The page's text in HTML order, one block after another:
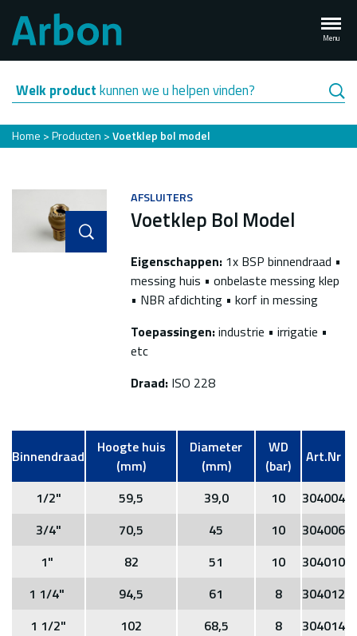
naar
de
inhoud
gaan
Menu
Welk productkunnen we u helpen vinden?
Kruimelpad
Home Producten Voetklep bol model
AFSLUITERS
Voetklep Bol Model
Eigenschappen: 1x BSP binnendraad •
messing huis • onbelaste messing klep
• NBR afdichting • korf in messing
Toepassingen:industrie • irrigatie •
etc
Draad: ISO 228
Binnendraad
Hoogte huis
(mm)
Diameter
(mm)
WD
(bar)
Art.Nr
1/2" 59,5 39,0 10
304004
3/4"
70,5 45 10
304006
1"
82 51 10
304010
1 1/4"
94,5 61 8
304012
1 1/2"
102 68,5 8
304014